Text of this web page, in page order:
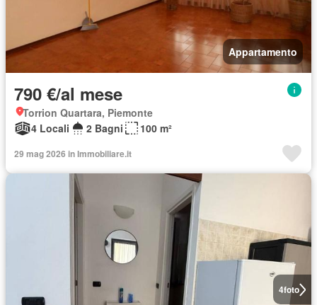
Appartamento
790 €/al mese
Torrion Quartara, Piemonte
4 Locali
2 Bagni 100 m²
29 mag 2026 in Immobiliare.it
4foto